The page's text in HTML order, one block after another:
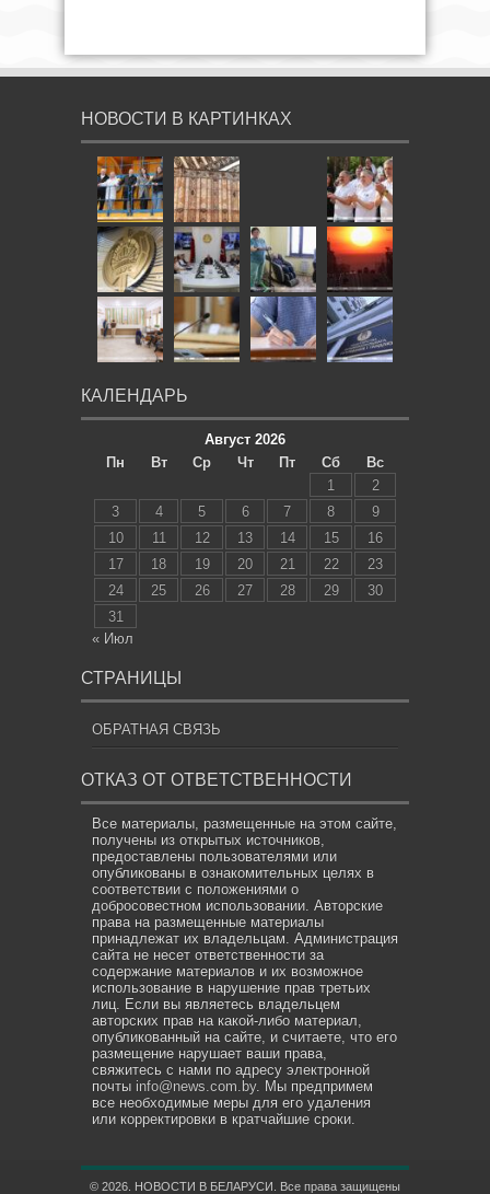
НОВОСТИ В КАРТИНКАХ
КАЛЕНДАРЬ
Август 2026
Пн
Вт Ср Чт Пт Сб
Вс
1
2
3
4 5 6 7 8
9
10
11 12 13 14 15
16
17
18 19 20 21 22
23
24
25 26 27 28 29
30
31
« Июл
СТРАНИЦЫ
ОБРАТНАЯ СВЯЗЬ
ОТКАЗ ОТ ОТВЕТСТВЕННОСТИ
Все материалы, размещенные на этом сайте,
получены из открытых источников,
предоставлены пользователями или
опубликованы в ознакомительных целях в
соответствии с положениями о
добросовестном использовании. Авторские
права на размещенные материалы
принадлежат их владельцам. Администрация
сайта не несет ответственности за
содержание материалов и их возможное
использование в нарушение прав третьих
лиц. Если вы являетесь владельцем
авторских прав на какой-либо материал,
опубликованный на сайте, и считаете, что его
размещение нарушает ваши права,
свяжитесь с нами по адресу электронной
почты info@news.com.by. Мы предпримем
все необходимые меры для его удаления
или корректировки в кратчайшие сроки.
© 2026. НОВОСТИ В БЕЛАРУСИ. Все права защищены